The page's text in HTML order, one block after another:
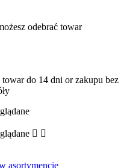
odebrać towar
do 14 dni or zakupu
 
asortymencie